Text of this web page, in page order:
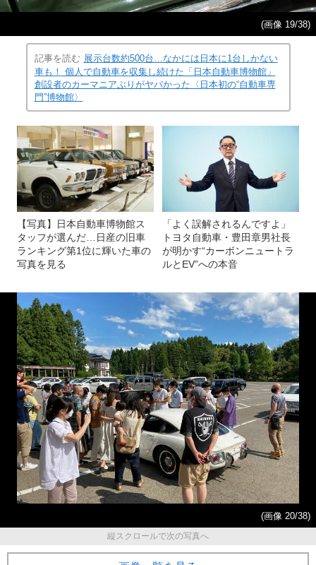
(画像 19/38)
記事を読む 展示台数約500台…なかには日本に1台しかない
車も！ 個人で自動車を収集し続けた「日本自動車博物館」
創設者のカーマニアぶりがヤバかった〈日本初の“自動車専
門”博物館〉
【写真】日本自動車博物館ス
タッフが選んだ…日産の旧車
ランキング第1位に輝いた車の
写真を見る
「よく誤解されるんですよ」
トヨタ自動車・豊田章男社長
が明かす“カーボンニュートラ
ルとEV”への本音
(画像 20/38)
縦スクロールで次の写真へ